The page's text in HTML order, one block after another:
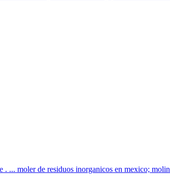
... moler de residuos inorganicos en mexico;